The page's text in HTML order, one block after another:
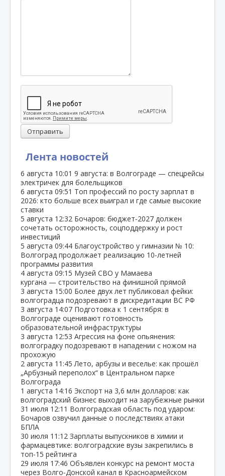
Лента новостей
6 августа 10:01 9 августа: в Волгограде — спецрейсы
электричек для болельщиков
6 августа 09:51 Топ профессий по росту зарплат в
2026: кто больше всех выиграл и где самые высокие
ставки
5 августа 12:32 Бочаров: бюджет‑2027 должен
сочетать осторожность, соцподдержку и рост
инвестиций
5 августа 09:44 Благоустройство у гимназии № 10:
Волгоград продолжает реализацию 10‑летней
программы развития
4 августа 09:15 Музей СВО у Мамаева
кургана — строительство на финишной прямой
3 августа 15:00 Более двух лет публиковал фейки:
волгоградца подозревают в дискредитации ВС РФ
3 августа 14:07 Подготовка к 1 сентября: в
Волгограде оценивают готовность
образовательной инфраструктуры
3 августа 12:53 Агрессия на фоне опьянения:
волгоградку подозревают в нападении с ножом на
прохожую
2 августа 11:45 Лето, арбузы и веселье: как прошёл
„Арбузный переполох“ в Центральном парке
Волгограда
1 августа 14:16 Экспорт на 3,6 млн долларов: как
волгоградский бизнес выходит на зарубежные рынки
31 июля 12:11 Волгоградская область под ударом:
Бочаров озвучил данные о последствиях атаки
БПЛА
30 июля 11:12 Зарплаты выпускников в химии и
фармацевтике: волгоградские вузы закрепились в
топ‑15 рейтинга
29 июля 17:46 Объявлен конкурс на ремонт моста
через Волго‑Донской канал в Красноармейском
Отправить